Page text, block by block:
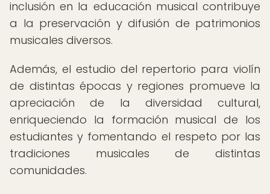
inclusión en la educación musical contribuye
a la preservación y difusión de patrimonios
musicales diversos.
Además, el estudio del repertorio para violín
de distintas épocas y regiones promueve la
apreciación de la diversidad cultural,
enriqueciendo la formación musical de los
estudiantes y fomentando el respeto por las
tradiciones musicales de distintas
comunidades.